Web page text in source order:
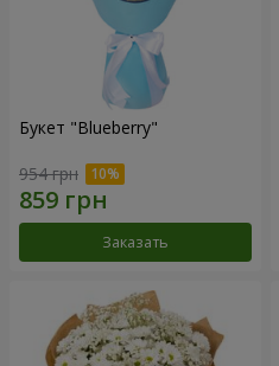
Букет "Blueberry"
954 грн
Заказать